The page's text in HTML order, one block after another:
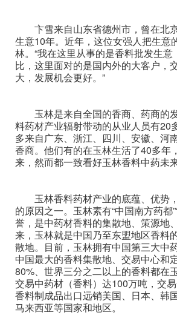
卞雪来自山东省德州市，曾在北
生意10年。近年，这位女强人把生意
林。“我在这里从事的是香料批发生
比，这里面对的是国内外的大客户，
大，发展机会更好。”
玉林是来自全国的香商、药商的
料药材产业辐射带动的从业人员有20
多来自广东、浙江、四川、安徽、河
香商。他们有的在玉林生活了40多年
来，然而都一致看好玉林香料中药未
玉林香料药材产业的底蕴、优势
的原因之一。玉林素有“中国南方药都
誉，是中药材香料的集散地、策源地
来，玉林就是中国乃至东盟地区香料
散地。目前，玉林拥有中国第三大中
中国最大的香料集散地、交易中心和
80%、世界三分之二以上的香料都在
交易中药材（香料）达100万吨，交
香料制成品出口远销美国、日本、韩
马来西亚等国家和地区。